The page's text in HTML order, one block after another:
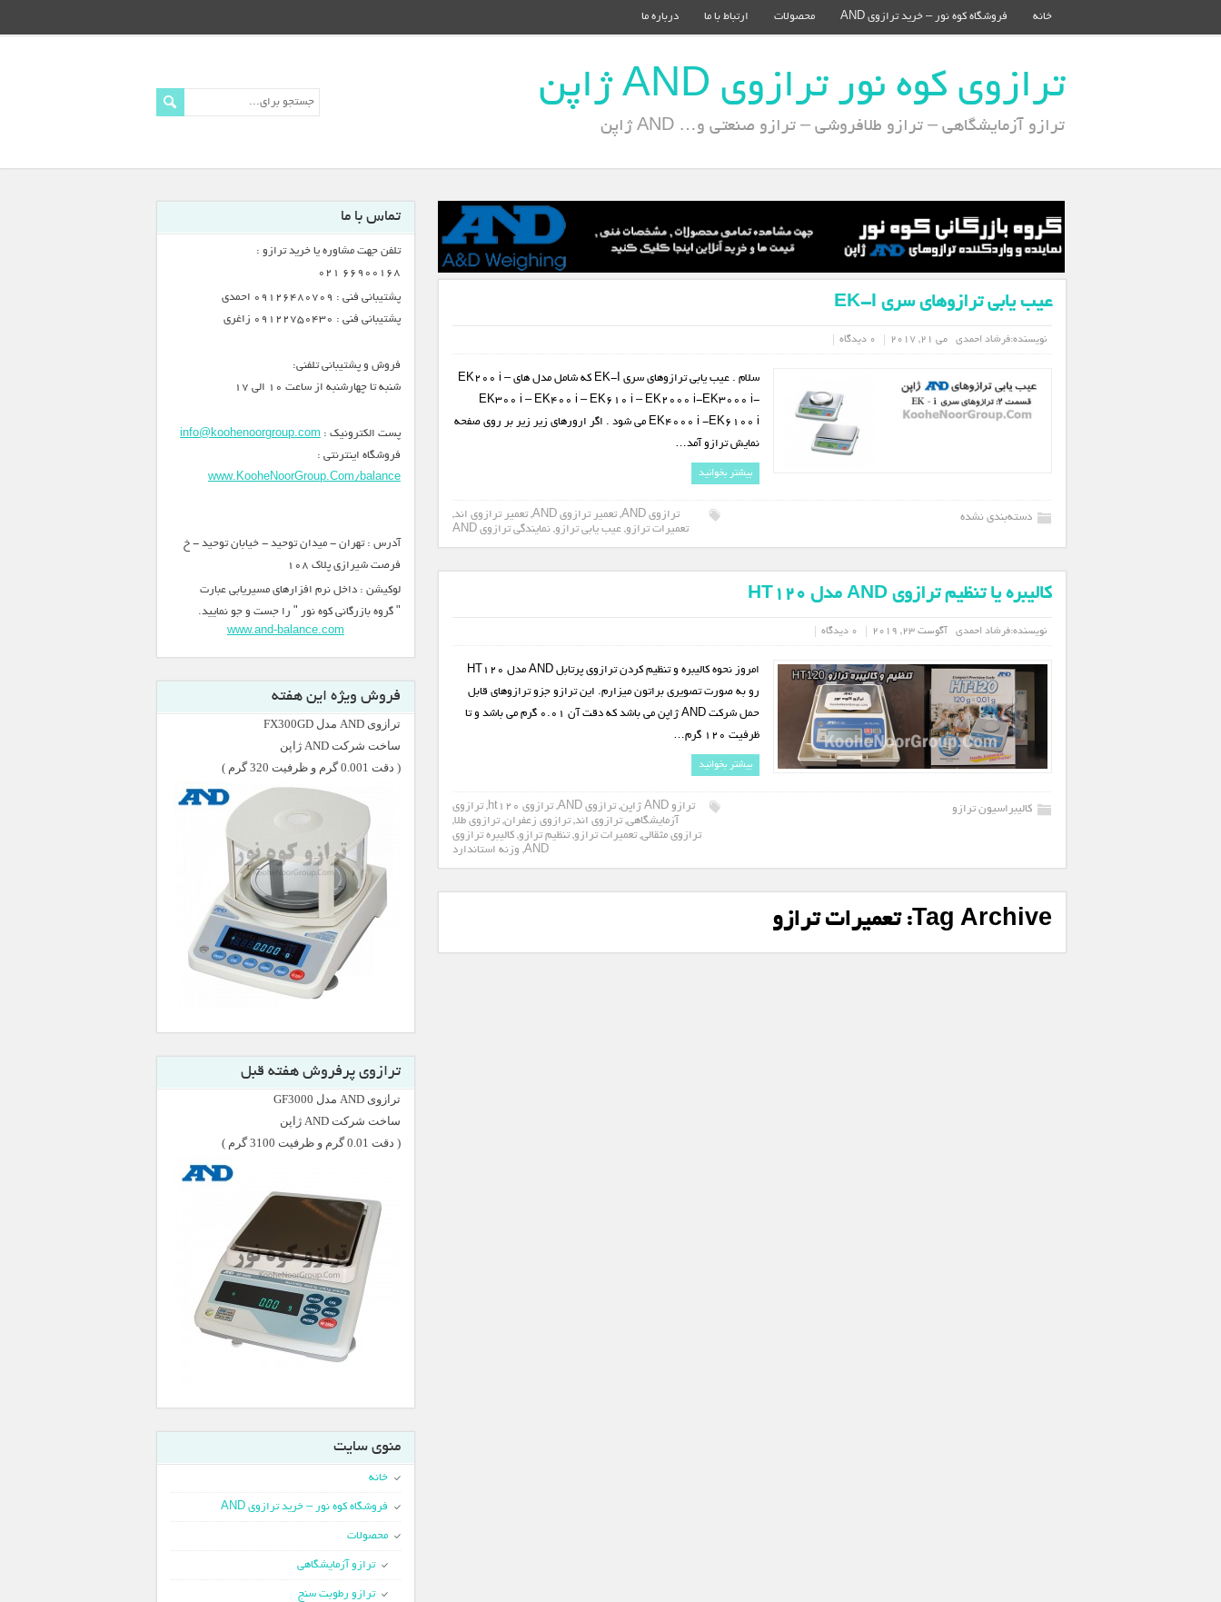
خانه فروشگاه کوه نور – خرید ترازوی AND محصولات ارتباط با ما درباره ما
ترازوی کوه نور ترازوی AND ژاپن
ترازو آزمایشگاهی – ترازو طلافروشی – ترازو صنعتی و… AND ژاپن
Tag Archive: تعمیرات ترازو
کالیبره یا تنظیم ترازوی AND مدل HT120
نویسنده:فرشاد احمدی آگوست 23, 2019 0 دیدگاه
رو به صورت تصویری براتون میزارم. این ترازو جزو ترازوهای قابل
حمل شرکت AND ژاپن می باشد که دقت آن 0.01 گرم می باشد و تا
ظرفیت 120 گرم…
بیشتر بخوانید
کالیبراسیون ترازو ترازو AND ژاپن ,ترازوی AND ,ترازوی ht120 ,ترازوی
آزمایشگاهی,ترازوی اند,ترازوی زعفران,ترازوی طلا,
ترازوی مثقالی,تعمیرات ترازو,تنظیم ترازو, کالیبره ترازوی
AND
, وزنه استاندارد
عیب یابی ترازوهای سری EK-I
نویسنده:فرشاد احمدی می 21, 2017 0 دیدگاه
سلام . عیب یابی ترازوهای سری EK-I که شامل مدل های EK200 i –
EK300 i – EK400 i – EK610 i – EK2000 i-EK3000 i-
EK4000 i -EK6100 i می شود . اگر ارورهای زیر زیر بر روی صفحه
نمایش ترازو آمد…
بیشتر بخوانید
دسته‌بندی نشده ترازوی AND ,تعمیر ترازوی AND ,تعمیر ترازوی اند,
تعمیرات ترازو, عیب یابی ترازو, نمایندگی ترازوی AND
تماس با ما
تلفن جهت مشاوره یا خرید ترازو :
66900168 021
پشتیبانی فنی : 09126480709 احمدی
پشتیبانی فنی : 09122750430 زاغری
فروش و پشتیبانی تلفنی:
شنبه تا چهارشنبه از ساعت 10 الی 17
پست الکترونیک : info@koohenoorgroup.com
فروشگاه اینترنتی :
www.KooheNoorGroup.Com/balance
آدرس : تهران - میدان توحید - خیابان توحید - خ
فرصت شیرازی پلاک 108
لوکیشن : داخل نرم افزارهای مسیریابی عبارت
" گروه بازرگانی کوه نور " را جست و جو نمایید.
www.and-balance.com
فروش ویژه این هفته
ترازوی AND مدل FX300GD
ساخت شرکت AND ژاپن
( دقت 0.001 گرم و ظرفیت 320 گرم )
ترازوی پرفروش هفته قبل
ترازوی AND مدل GF3000
ساخت شرکت AND ژاپن
( دقت 0.01 گرم و ظرفیت 3100 گرم )
منوی سایت
خانه
فروشگاه کوه نور – خرید ترازوی AND
محصولات
ترازو آزمایشگاهی
ترازو رطوبت سنج